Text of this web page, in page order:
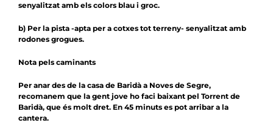
senyalitzat amb els colors blau i groc.
b) Per la pista -apta per a cotxes tot terreny- senyalitzat amb
rodones grogues.
Nota pels caminants
Per anar des de la casa de Baridà a Noves de Segre,
recomanem que la gent jove ho faci baixant pel Torrent de
Baridà, que és molt dret. En 45 minuts es pot arribar a la
cantera.